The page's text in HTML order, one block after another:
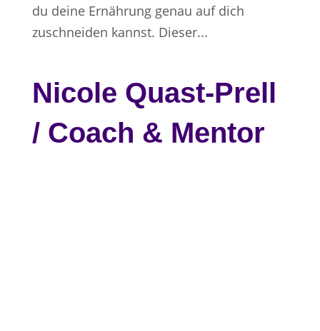
du deine Ernährung genau auf dich
zuschneiden kannst. Dieser...
Nicole Quast-Prell
/ Coach & Mentor